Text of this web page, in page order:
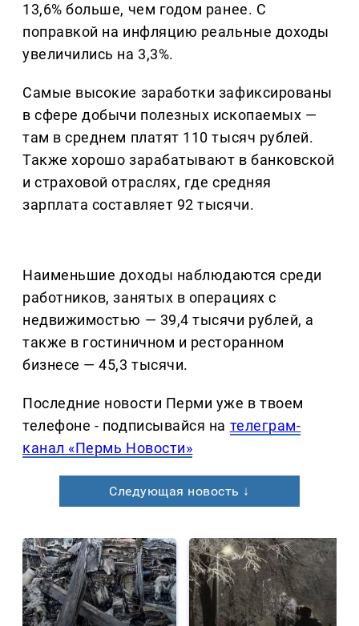
13,6% больше, чем годом ранее. С
поправкой на инфляцию реальные доходы
увеличились на 3,3%.
Самые высокие заработки зафиксированы
в сфере добычи полезных ископаемых —
там в среднем платят 110 тысяч рублей.
Также хорошо зарабатывают в банковской
и страховой отраслях, где средняя
зарплата составляет 92 тысячи.
Наименьшие доходы наблюдаются среди
работников, занятых в операциях с
недвижимостью — 39,4 тысячи рублей, а
также в гостиничном и ресторанном
бизнесе — 45,3 тысячи.
Последние новости Перми уже в твоем
телефоне - подписывайся на телеграм-
канал «Пермь Новости»
Следующая новость ↓